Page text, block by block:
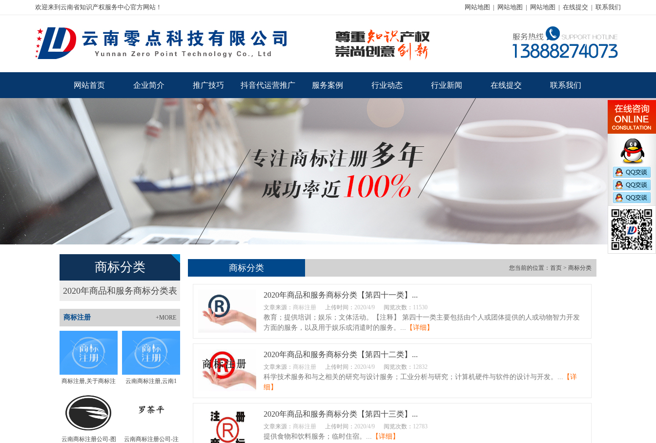
网站地图 | 网站地图 | 网站地图 | 在线提交 | 联系我们
欢迎来到云南省知识产权服务中心官方网站！
网站首页 企业简介 推广技巧 抖音代运营推广 服务案例 行业动态 行业新闻 在线提交 联系我们
商标分类
2020年商品和服务商标分类表
+MORE
商标注册
商标注册,关于商标注 云南商标注册,云南1
云南商标注册公司-图 云南商标注册公司-注
您当前的位置： 首页 > 商标分类
商标分类
2020年商品和服务商标分类【第四十一类】...
文章来源： 商标注册 上传时间： 2020/4/9 阅览次数： 11530
教育；提供培训；娱乐；文体活动。【注释】 第四十一类主要包括由个人或团体提供的人或动物智力开发
方面的服务，以及用于娱乐或消遣时的服务。... 【详细】
2020年商品和服务商标分类【第四十二类】...
文章来源： 商标注册 上传时间： 2020/4/9 阅览次数： 12832
科学技术服务和与之相关的研究与设计服务；工业分析与研究；计算机硬件与软件的设计与开发。... 【详
细】
2020年商品和服务商标分类【第四十三类】...
文章来源： 商标注册 上传时间： 2020/4/9 阅览次数： 12783
提供食物和饮料服务；临时住宿。... 【详细】